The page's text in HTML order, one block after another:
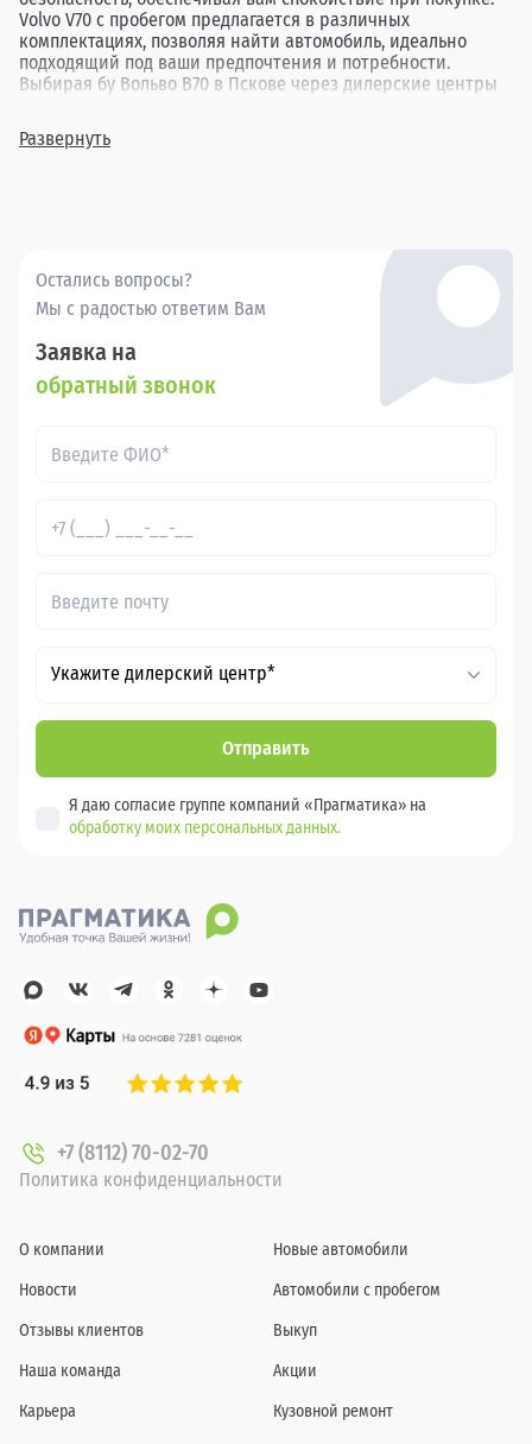
Volvo V70 с пробегом предлагается в различных
комплектациях, позволяя найти автомобиль, идеально
подходящий под ваши предпочтения и потребности.
Выбирая бу Вольво В70 в Пскове через дилерские центры
гарантию качества каждого автомобиля. Приглашаем вас
ознакомиться с нашим предложением и выбрать свой
Развернуть
Остались вопросы?
Мы с радостью ответим Вам
Заявка на
обратный звонок
Укажите дилерский центр*
Отправить
Я даю согласие группе компаний «Прагматика» на
обработку моих персональных данных.
+7 (8112) 70-02-70
Политика конфиденциальности
О компании
Новости
Отзывы клиентов
Наша команда
Карьера
Новые автомобили
Автомобили с пробегом
Выкуп
Акции
Кузовной ремонт